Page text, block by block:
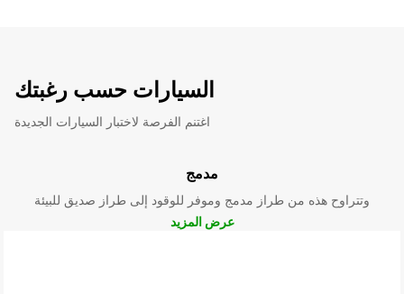
السيارات حسب رغبتك
اغتنم الفرصة لاختبار السيارات الجديدة
مدمج
وتتراوح هذه من طراز مدمج وموفر للوقود إلى طراز صديق للبيئة
عرض المزيد